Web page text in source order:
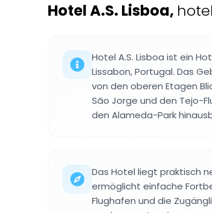
Hotel A.S. Lisboa,
Hotel A.S. Lisboa ist ein
Lissabon, Portugal. Das
von den oberen Etagen
São Jorge und den Tejo-
den Alameda-Park
Das Hotel liegt praktisch
ermöglicht einfache
Flughafen und die